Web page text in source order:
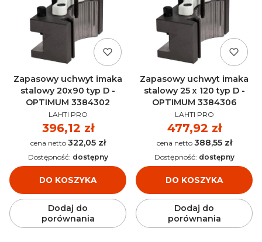
Zapasowy uchwyt imaka
stalowy 20x90 typ D -
OPTIMUM 3384302
PRODUCENT
LAHTI PRO
Cena
396,12 zł
Cena 322,05 zł
DO KOSZYKA
Dostępność: dostępny
Dodaj do
porównania
Zapasowy uchwyt imaka
stalowy 25 x 120 typ D -
OPTIMUM 3384306
PRODUCENT
LAHTI PRO
Cena
477,92 zł
Cena 388,55 zł
DO KOSZYKA
Dostępność: dostępny
Dodaj do
porównania